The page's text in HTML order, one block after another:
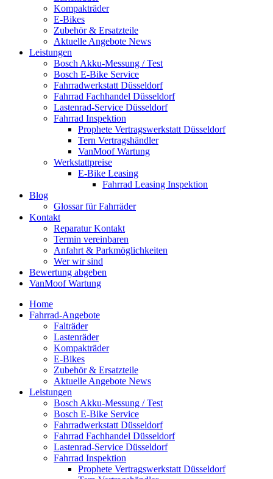
Kompakträder
E-Bikes
Zubehör & Ersatzteile
Aktuelle Angebote News
Leistungen
Bosch Akku-Messung / Test
Bosch E-Bike Service
Fahrradwerkstatt Düsseldorf
Fahrrad Fachhandel Düsseldorf
Lastenrad-Service Düsseldorf
Fahrrad Inspektion
Prophete Vertragswerkstatt Düsseldorf
Tern Vertragshändler
VanMoof Wartung
Werkstattpreise
E-Bike Leasing
Fahrrad Leasing Inspektion
Blog
Glossar für Fahrräder
Kontakt
Reparatur Kontakt
Termin vereinbaren
Anfahrt & Parkmöglichkeiten
Wer wir sind
Bewertung abgeben
VanMoof Wartung
Home
Fahrrad-Angebote
Falträder
Lastenräder
Kompakträder
E-Bikes
Zubehör & Ersatzteile
Aktuelle Angebote News
Leistungen
Bosch Akku-Messung / Test
Bosch E-Bike Service
Fahrradwerkstatt Düsseldorf
Fahrrad Fachhandel Düsseldorf
Lastenrad-Service Düsseldorf
Fahrrad Inspektion
Prophete Vertragswerkstatt Düsseldorf